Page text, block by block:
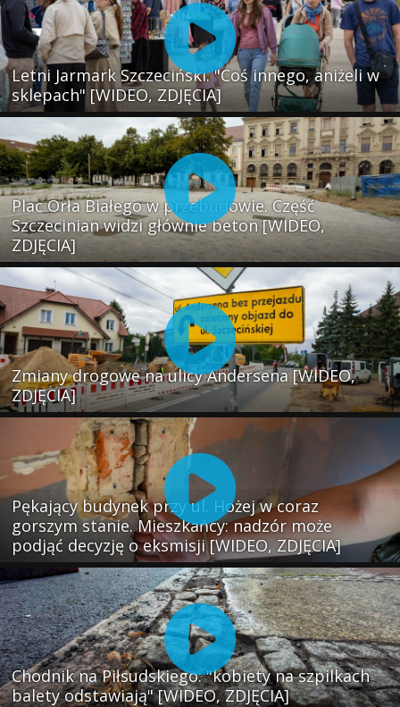
Letni Jarmark Szczeciński. "Coś innego, aniżeli w
sklepach" [WIDEO, ZDJĘCIA]
Plac Orła Białego w przebudowie. Część
Szczecinian widzi głównie beton [WIDEO,
ZDJĘCIA]
Zmiany drogowe na ulicy Andersena [WIDEO,
ZDJĘCIA]
Pękający budynek przy ul. Hożej w coraz
gorszym stanie. Mieszkańcy: nadzór może
podjąć decyzję o eksmisji [WIDEO, ZDJĘCIA]
Chodnik na Piłsudskiego: "kobiety na szpilkach
balety odstawiają" [WIDEO, ZDJĘCIA]